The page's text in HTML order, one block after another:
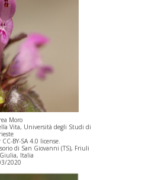
Moro
Vita, Università degli Studi di
BY-SA 4.0 license.
di San Giovanni (TS), Friuli
Italia
2020